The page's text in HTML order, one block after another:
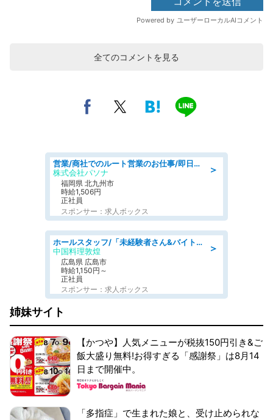
全てのコメントを見る
＞
営業/商社でのルート営業のお仕事/即日勤務可/車通勤可/営業
株式会社パソナ
福岡県 北九州市
時給1,506円
正社員
スポンサー：求人ボックス
＞
ホールスタッフ/「未経験者さん&バイトデビューも大歓迎」残業ほぼなし×1日3時間〜勤務OK!フォロー体制も充実/広島県/広島市南区
中国料理敦煌
広島県 広島市
時給1,150円～
正社員
スポンサー：求人ボックス
姉妹サイト
【かつや】人気メニューが税抜150円引き&ご
飯大盛り無料!お得すぎる「感謝祭」は8月14
日まで開催中。
「多指症」で生まれた娘と、受け止められな